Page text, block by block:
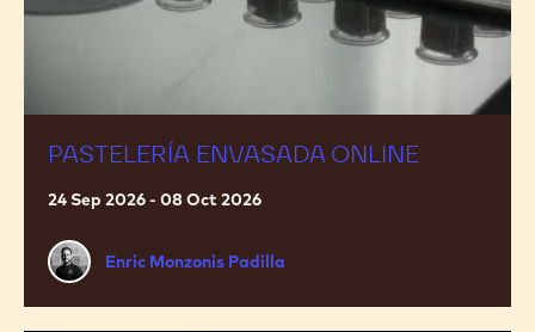
PASTELERÍA ENVASADA ONLINE
24 Sep 2026 - 08 Oct 2026
Enric
Monzonis
Padilla
Enric Monzonis Padilla